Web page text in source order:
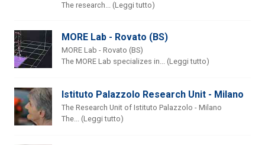
The research... (Leggi tutto)
MORE Lab - Rovato (BS)
MORE Lab - Rovato (BS)
The MORE Lab specializes in... (Leggi tutto)
Istituto Palazzolo Research Unit - Milano
The Research Unit of Istituto Palazzolo - Milano
The... (Leggi tutto)